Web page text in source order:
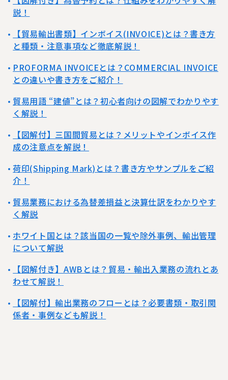
説！
【貿易輸出書類】インボイス(INVOICE)とは？書き方
と種類・注意事項など徹底解説！
PROFORMA INVOICEとは？COMMERCIAL INVOICE
との違いや書き方をご紹介！
貿易用語 “建値”とは？初心者向けの図解でわかりやす
く解説！
【図解付】三国間貿易とは？メリットやインボイス作
成の注意点を解説！
荷印(Shipping Mark)とは？書き方やサンプルをご紹
介！
貿易業務における為替差損益と決算仕訳をわかりやす
く解説
ホワイト国とは？該当国の一覧や除外事例、輸出管理
について解説
【図解付き】AWBとは？貿易・輸出入業務の流れとあ
わせて解説！
【図解付】輸出業務のフローとは？必要書類・取引関
係者・事例なども解説！